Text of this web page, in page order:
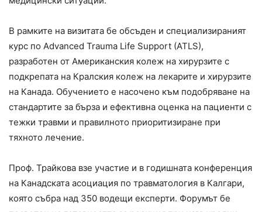
В рамките на визитата бе обсъден и специализираният
курс по Advanced Trauma Life Support (ATLS),
разработен от Американския колеж на хирурзите с
подкрепата на Кралския колеж на лекарите и хирурзите
на Канада. Обучението е насочено към подобряване на
стандартите за бърза и ефективна оценка на пациенти с
тежки травми и правилното приоритизиране при
тяхното лечение.
Проф. Трайкова взе участие и в годишната конференция
на Канадската асоциация по травматология в Калгари,
която събра над 350 водещи експерти. Форумът бе